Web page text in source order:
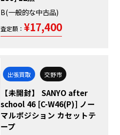
B(一般的な中古品)
査定額： ¥17,400
出張買取 交野市
【未開封】 SANYO after
school 46 [C-W46(P)] ノー
マルポジション カセットテ
ープ